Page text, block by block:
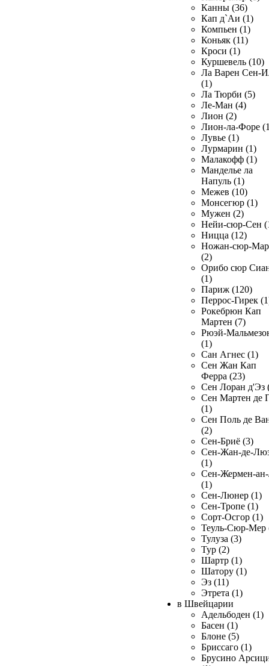
Канны (36)
Кап д`Аи (1)
Компьен (1)
Коньяк (11)
Кроси (1)
Куршевель (10)
Ла Варен Сен-
(1)
Ла Тюрби (5)
Ле-Ман (4)
Лион (2)
Лион-ла-Форе
Лувье (1)
Лурмарин (1)
Малакофф (1)
Манделье ла
Напуль (1)
Межев (10)
Монсегюр (1)
Мужен (2)
Нейи-сюр-Сен
Ницца (12)
Ножан-сюр-
(2)
Орибо сюр
(1)
Париж (120)
Перрос-Гирек
Рокебрюн Кап
Мартен (7)
Рюэй-
(1)
Сан Агнес (1)
Сен Жан Кап
Ферра (23)
Сен Лоран д'Эз
Сен Мартен де
(1)
Сен Поль де
(2)
Сен-Бриё (3)
Сен-Жан-де-
(1)
Сен-Жермен-
(1)
Сен-Люнер (1)
Сен-Тропе (1)
Сорт-Осгор (1)
Теуль-Сюр-Мер
Тулуза (3)
Тур (2)
Шартр (1)
Шатору (1)
Эз (11)
Этрета (1)
в Швейцарии
Адельбоден (1)
Басен (1)
Блоне (5)
Бриссаго (1)
Брусино